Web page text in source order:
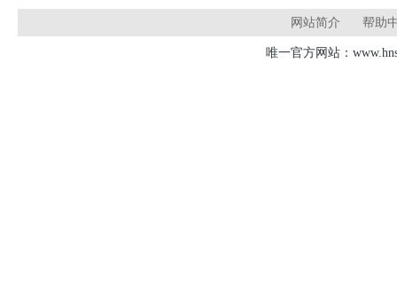
网站简介 帮助
唯一官方网站：